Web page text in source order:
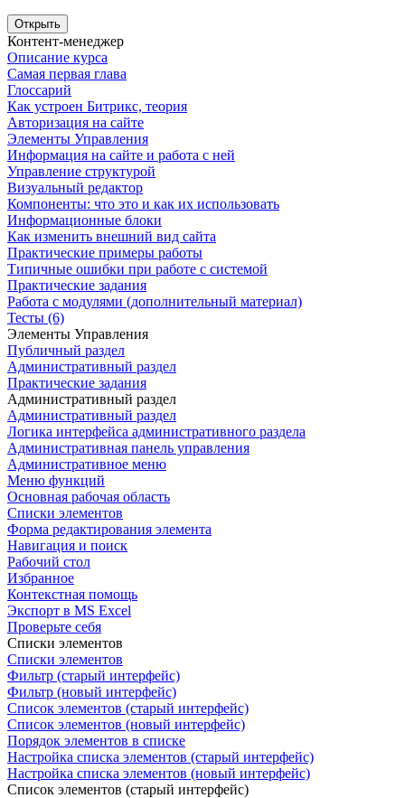
Открыть
Контент-менеджер
Описание курса
Самая первая глава
Глоссарий
Как устроен Битрикс, теория
Авторизация на сайте
Элементы Управления
Информация на сайте и работа с ней
Управление структурой
Визуальный редактор
Компоненты: что это и как их использовать
Информационные блоки
Как изменить внешний вид сайта
Практические примеры работы
Типичные ошибки при работе с системой
Практические задания
Работа с модулями (дополнительный материал)
Тесты (6)
Элементы Управления
Публичный раздел
Административный раздел
Практические задания
Административный раздел
Административный раздел
Логика интерфейса административного раздела
Административная панель управления
Административное меню
Меню функций
Основная рабочая область
Списки элементов
Форма редактирования элемента
Навигация и поиск
Рабочий стол
Избранное
Контекстная помощь
Экспорт в MS Excel
Проверьте себя
Списки элементов
Списки элементов
Фильтр (старый интерфейс)
Фильтр (новый интерфейс)
Список элементов (старый интерфейс)
Список элементов (новый интерфейс)
Порядок элементов в списке
Настройка списка элементов (старый интерфейс)
Настройка списка элементов (новый интерфейс)
Список элементов (старый интерфейс)